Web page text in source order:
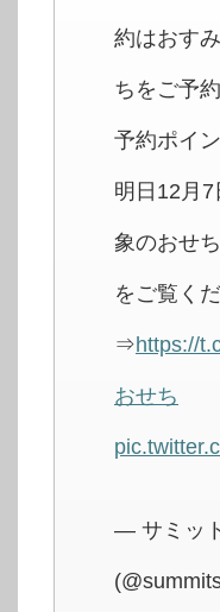
約はおす
ちをご予
予約ポイ
明日12月
象のおせ
をご覧く
⇒https://
おせち
— サミッ